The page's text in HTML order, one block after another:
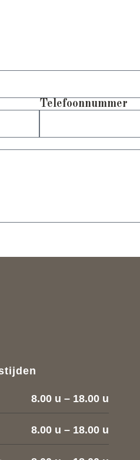
Telefoonnummer
8.00 u – 18.00 u
8.00 u – 18.00 u